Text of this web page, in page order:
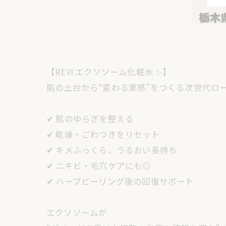
【REVI エクソソーム化粧水 ✨】
肌の土台から“変わる実感”をつくる次世代ロ
✔ 肌のゆらぎを整える
✔ 乾燥・ごわつきをリセット
✔ キメふっくら、うるおい長持ち
✔ ニキビ・毛穴ケアにも◎
✔ ハーブピーリング後の回復サポート
エクソソームが